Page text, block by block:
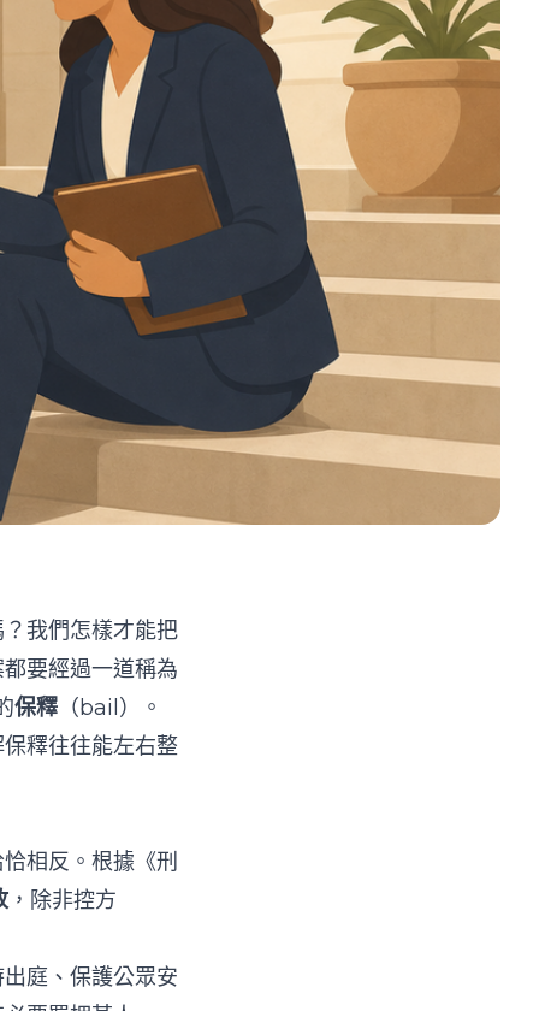
我們怎樣才能把
要經過一道稱為
保釋 （bail）。
釋往往能左右整
相反。根據《刑
，除非控方
庭、保護公眾安